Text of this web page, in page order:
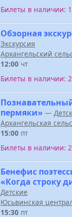
Билеты в наличии:
Обзорная
Экскурсия
Архангельский
12:00 чт
Билеты в наличии:
пермяки» —
Архангельская
15:00 пт
Билеты в наличии:
Бенефис
«Когда строку
Детские
Юсьвинская
15:30 пт